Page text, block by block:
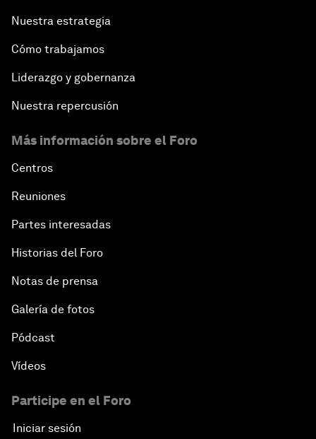
Nuestra estrategia
Cómo trabajamos
Liderazgo y gobernanza
Nuestra repercusión
Más información sobre el Foro
Centros
Reuniones
Partes interesadas
Historias del Foro
Notas de prensa
Galería de fotos
Pódcast
Vídeos
Participe en el Foro
Iniciar sesión